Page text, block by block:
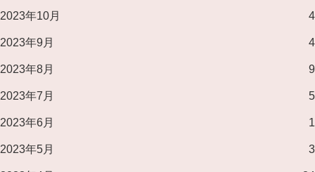
2023年10月 4
2023年9月 4
2023年8月 9
2023年7月 5
2023年6月 1
2023年5月 3